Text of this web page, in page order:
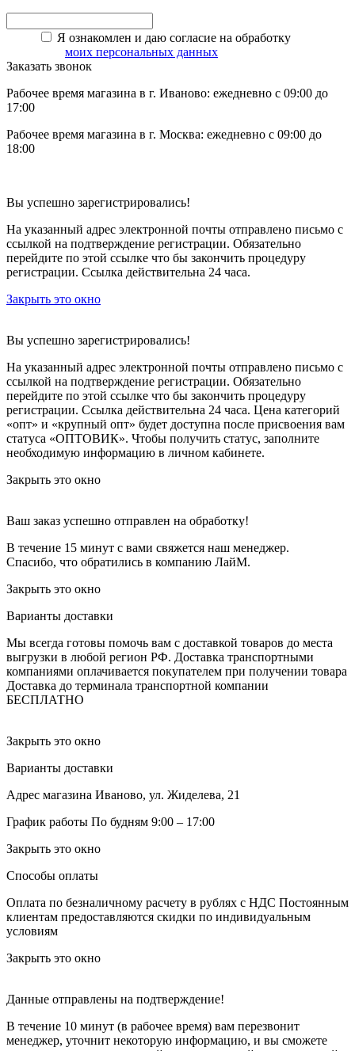
Я ознакомлен и даю согласие на обработку
моих персональных данных
Заказать звонок
Рабочее время магазина в г. Иваново: ежедневно с 09:00 до
17:00
Рабочее время магазина в г. Москва: ежедневно с 09:00 до
18:00
Вы успешно зарегистрировались!
На указанный адрес электронной почты отправлено письмо с
ссылкой на подтверждение регистрации. Обязательно
перейдите по этой ссылке что бы закончить процедуру
регистрации. Ссылка действительна 24 часа.
Закрыть это окно
Вы успешно зарегистрировались!
На указанный адрес электронной почты отправлено письмо с
ссылкой на подтверждение регистрации. Обязательно
перейдите по этой ссылке что бы закончить процедуру
регистрации. Ссылка действительна 24 часа. Цена категорий
«опт» и «крупный опт» будет доступна после присвоения вам
статуса «ОПТОВИК». Чтобы получить статус, заполните
необходимую информацию в личном кабинете.
Закрыть это окно
Ваш заказ успешно отправлен на обработку!
В течение 15 минут с вами свяжется наш менеджер.
Спасибо, что обратились в компанию ЛайМ.
Закрыть это окно
Варианты доставки
Мы всегда готовы помочь вам с доставкой товаров до места
выгрузки в любой регион РФ. Доставка транспортными
компаниями оплачивается покупателем при получении товара
Доставка до терминала транспортной компании
БЕСПЛАТНО
Закрыть это окно
Варианты доставки
Адрес магазина Иваново, ул. Жиделева, 21
График работы По будням 9:00 – 17:00
Закрыть это окно
Способы оплаты
Оплата по безналичному расчету в рублях с НДС Постоянным
клиентам предоставляются скидки по индивидуальным
условиям
Закрыть это окно
Данные отправлены на подтверждение!
В течение 10 минут (в рабочее время) вам перезвонит
менеджер, уточнит некоторую информацию, и вы сможете